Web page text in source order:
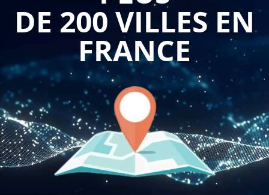
DE 200 VILLES EN
FRANCE